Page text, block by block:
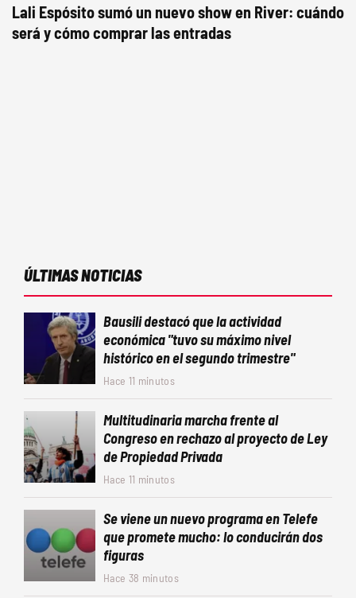
Lali Espósito sumó un nuevo show en River: cuándo
será y cómo comprar las entradas
ÚLTIMAS NOTICIAS
Bausili destacó que la actividad
económica "tuvo su máximo nivel
histórico en el segundo trimestre"
Hace 11 minutos
Multitudinaria marcha frente al
Congreso en rechazo al proyecto de Ley
de Propiedad Privada
Hace 11 minutos
Se viene un nuevo programa en Telefe
que promete mucho: lo conducirán dos
figuras
Hace 38 minutos